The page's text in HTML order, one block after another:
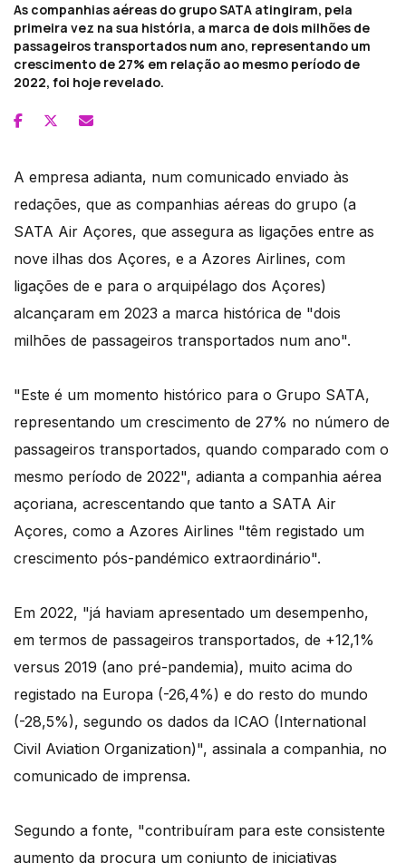
As companhias aéreas do grupo SATA atingiram, pela
primeira vez na sua história, a marca de dois milhões de
passageiros transportados num ano, representando um
crescimento de 27% em relação ao mesmo período de
2022, foi hoje revelado.
A empresa adianta, num comunicado enviado às
redações, que as companhias aéreas do grupo (a
SATA Air Açores, que assegura as ligações entre as
nove ilhas dos Açores, e a Azores Airlines, com
ligações de e para o arquipélago dos Açores)
alcançaram em 2023 a marca histórica de "dois
milhões de passageiros transportados num ano".
"Este é um momento histórico para o Grupo SATA,
representando um crescimento de 27% no número de
passageiros transportados, quando comparado com o
mesmo período de 2022", adianta a companhia aérea
açoriana, acrescentando que tanto a SATA Air
Açores, como a Azores Airlines "têm registado um
crescimento pós-pandémico extraordinário".
Em 2022, "já haviam apresentado um desempenho,
em termos de passageiros transportados, de +12,1%
versus 2019 (ano pré-pandemia), muito acima do
registado na Europa (-26,4%) e do resto do mundo
(-28,5%), segundo os dados da ICAO (International
Civil Aviation Organization)", assinala a companhia, no
comunicado de imprensa.
Segundo a fonte, "contribuíram para este consistente
aumento da procura um conjunto de iniciativas